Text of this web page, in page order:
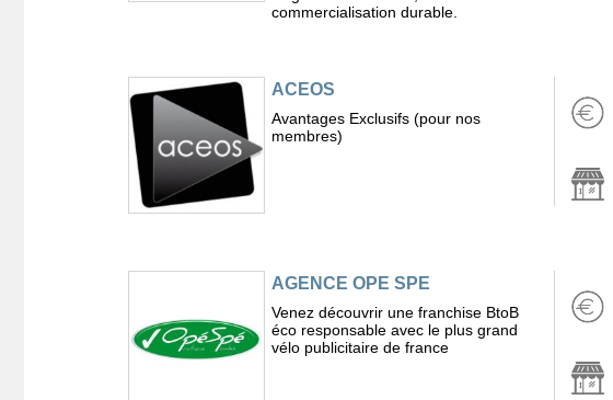
commercialisation durable.
ACEOS
Avantages Exclusifs (pour nos
membres)
AGENCE OPE SPE
Venez découvrir une franchise BtoB
éco responsable avec le plus grand
vélo publicitaire de france